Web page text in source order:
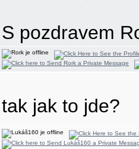
S pozdravem
tak jak to jde?